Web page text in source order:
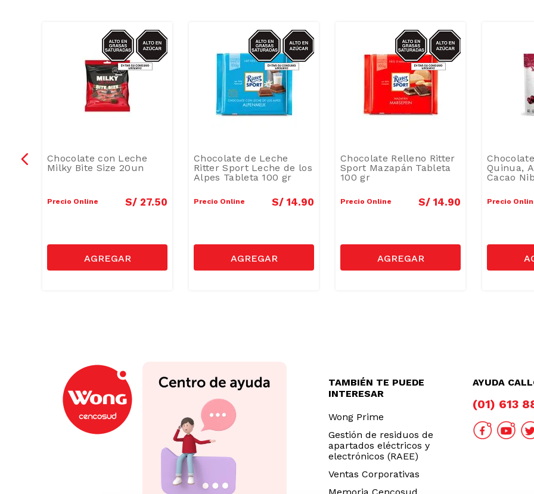
AZUCAR/GRASAS-
SAT
Chocolate con Leche
Milky Bite Size 20un
Precio Online S/ 27.50
AZUCAR/GRASAS-
SAT
Chocolate de Leche
Ritter Sport Leche de los
Alpes Tableta 100 gr
Precio Online S/ 14.90
AZUCAR/GRASAS-
SAT
Chocolate Relleno Ritter
Sport Mazapán Tableta
100 gr
Precio Online S/ 14.90
Quinua,
Cacao
Precio
TAMBIÉN TE PUEDE
INTERESAR
Wong Prime
Gestión de residuos de
apartados eléctricos y
electrónicos (RAEE)
Ventas Corporativas
AYUDA
(01) 613